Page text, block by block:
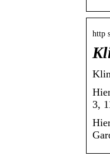
http
3,